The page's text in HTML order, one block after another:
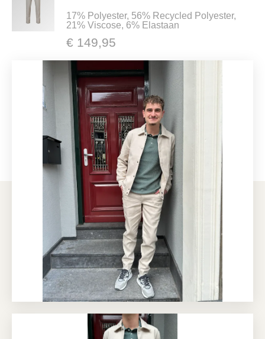
17% Polyester, 56% Recycled Polyester,
21% Viscose, 6% Elastaan
€ 149,95